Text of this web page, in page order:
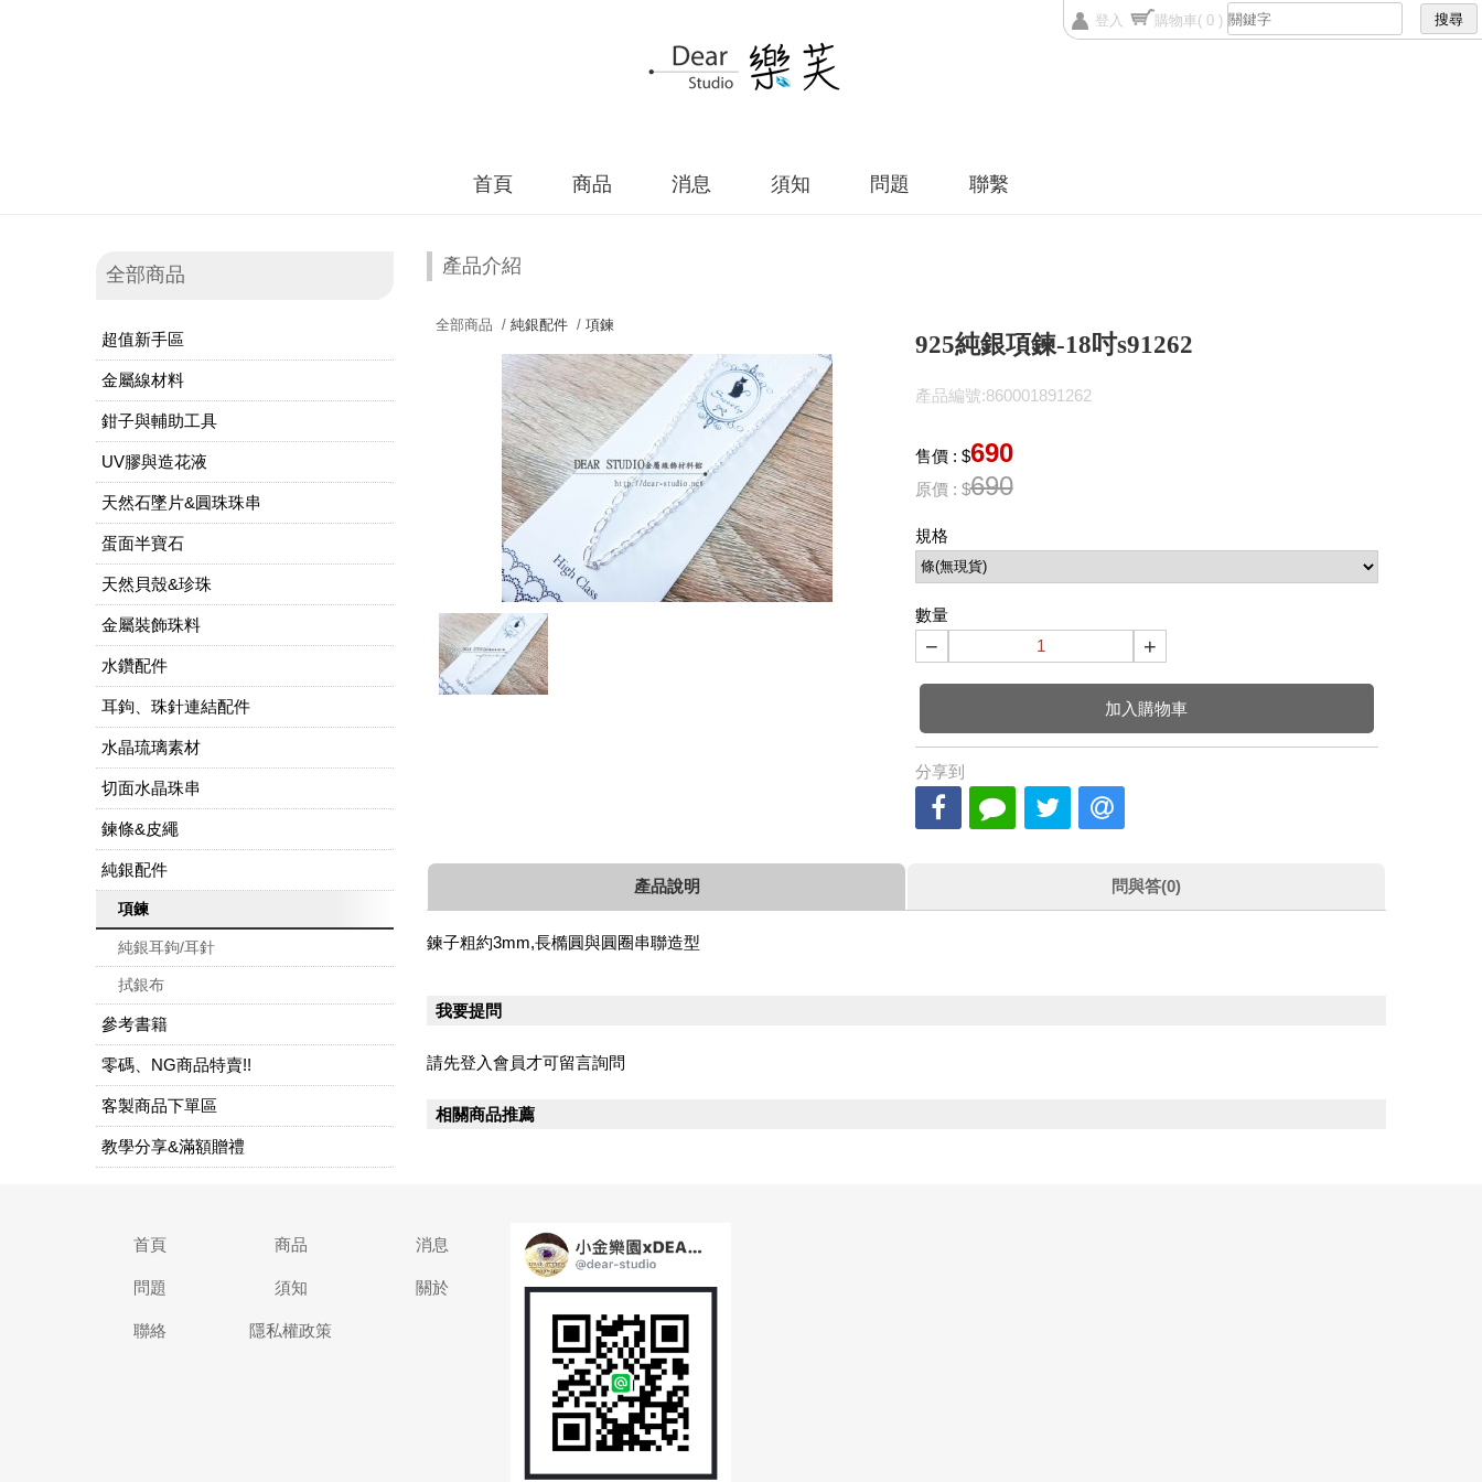
登入 購物車( 0 )
首頁 商品 消息 須知 問題 聯繫
全部商品
超值新手區
金屬線材料
鉗子與輔助工具
UV膠與造花液
天然石墜片&圓珠珠串
蛋面半寶石
天然貝殼&珍珠
金屬裝飾珠料
水鑽配件
耳鉤、珠針連結配件
水晶琉璃素材
切面水晶珠串
鍊條&皮繩
純銀配件
項鍊
純銀耳鉤/耳針
拭銀布
參考書籍
零碼、NG商品特賣!!
客製商品下單區
教學分享&滿額贈禮
產品介紹
全部商品 / 純銀配件/ 項鍊
925純銀項鍊-18吋s91262
產品編號:860001891262
售價 : $690
原價 : $690
規格
數量
− +
加入購物車
分享到
產品說明 問與答(0)
鍊子粗約3mm,長橢圓與圓圈串聯造型
我要提問
請先登入會員才可留言詢問
相關商品推薦
首頁 商品 消息
問題 須知 關於
聯絡 隱私權政策